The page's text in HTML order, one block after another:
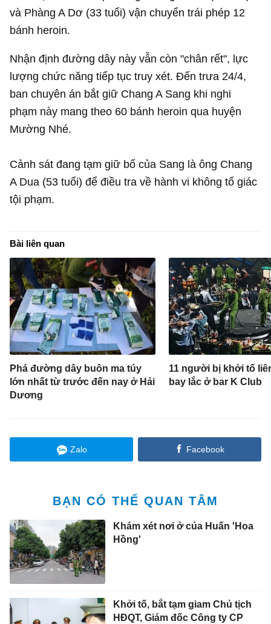
và Phàng A Dơ (33 tuổi) vận chuyển trái phép 12
bánh heroin.
Nhận định đường dây này vẫn còn "chân rết", lực
lượng chức năng tiếp tục truy xét. Đến trưa 24/4,
ban chuyên án bắt giữ Chang A Sang khi nghi
phạm này mang theo 60 bánh heroin qua huyện
Mường Nhé.
Cảnh sát đang tạm giữ bố của Sang là ông Chang
A Dua (53 tuổi) để điều tra về hành vi không tố giác
tội phạm.
Bài liên quan
Phá đường dây buôn ma túy
lớn nhất từ trước đến nay ở Hải
Dương
11 người bị khởi tố
bay lắc ở bar K Club
Zalo Facebook
BẠN CÓ THỂ QUAN TÂM
Khám xét nơi ở của Huấn 'Hoa
Hồng'
Khởi tố, bắt tạm giam Chủ tịch
HĐQT, Giám đốc Công ty CP